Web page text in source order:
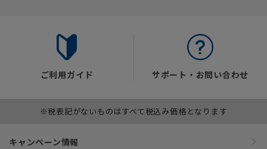
ご利用ガイド サポート・お問い合わせ
※税表記がないものはすべて税込み価格となります
キャンペーン情報